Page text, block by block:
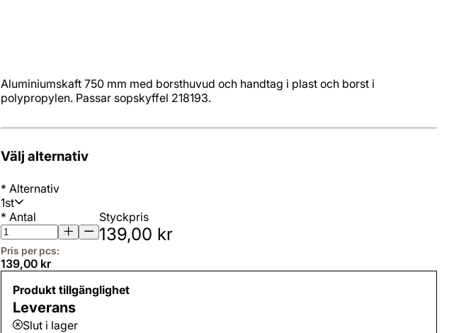
Aluminiumskaft 750 mm med borsthuvud och handtag i plast och borst i
polypropylen. Passar sopskyffel 218193.
Välj alternativ
* Alternativ
1st
* Antal Styckpris
139,00 kr
Pris per pcs:
139,00 kr
Produkt tillgänglighet
Leverans
Slut i lager